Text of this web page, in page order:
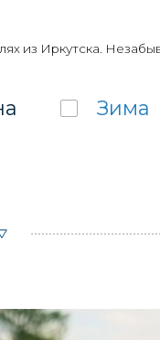
из Иркутска.
Зима